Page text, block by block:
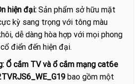
hiện đại:Sản phẩm sở hữu mặt
kỳ sang trọng với tông màu
dễ dàng hòa hợp với mọi phong
điển đến hiện đại.
Ổ cắm TV và ổ cắm mạng cat6e
bao gồm một